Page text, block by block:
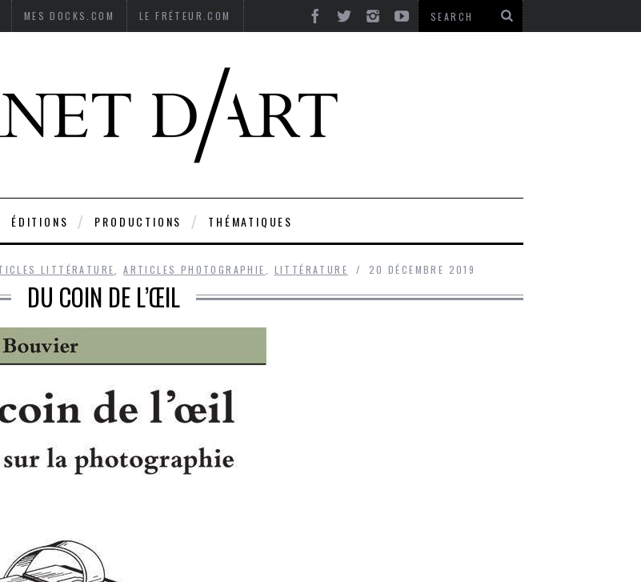
MES DOCKS.COM LE FRÉTEUR.COM
ÉDITIONS PRODUCTIONS THÉMATIQUES
LITTÉRATURE ,ARTICLES PHOTOGRAPHIE LITTÉRATURE 20 DÉCEMBRE 2019
DU COIN DE L’ŒIL